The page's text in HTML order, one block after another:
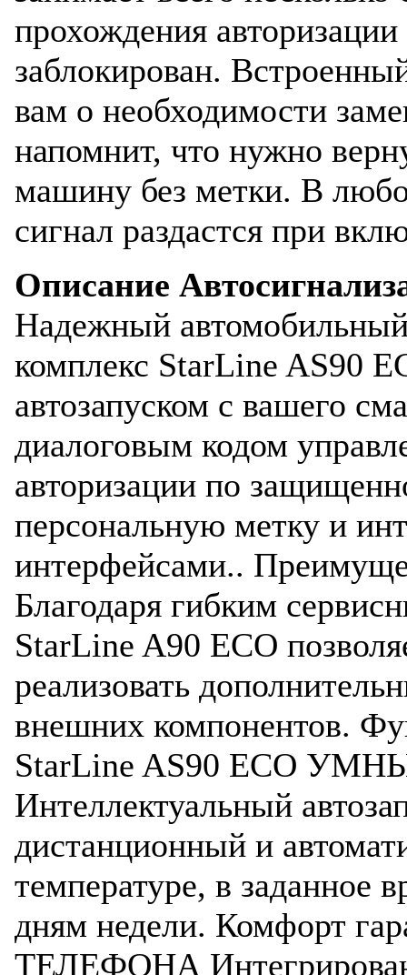
прохождения
заблокирован.
вам о необходимости
напомнит, что нужно
машину без метки. В
сигнал раздастся при
Описание
Надежный
комплекс StarLine AS90
автозапуском с вашего
диалоговым кодом
авторизации по
персональную метку и
интерфейсами..
Благодаря гибким
StarLine A90 ECO
реализовать
внешних компонентов.
StarLine AS90 ECO
Интеллектуальный
дистанционный и
температуре, в заданное
дням недели. Комфорт
ТЕЛЕФОНА